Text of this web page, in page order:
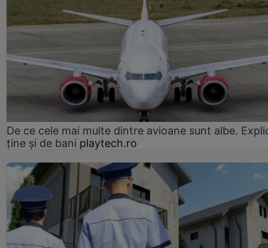
De ce cele mai multe dintre avioane sunt albe.
ține și de bani playtech.ro